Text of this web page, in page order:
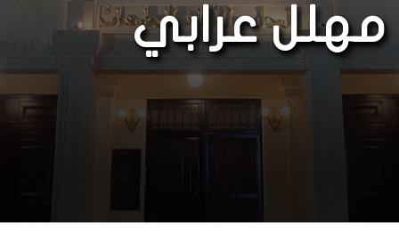
مهلل عرابي